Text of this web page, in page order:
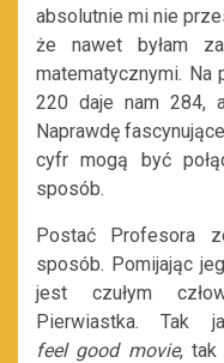
absolutnie mi nie
że nawet byłam
matematycznymi. Na
220 daje nam 284,
Naprawdę
cyfr mogą być
sposób.
Postać Profesora
sposób. Pomijając
jest czułym
Pierwiastka.
feel good movie, tak